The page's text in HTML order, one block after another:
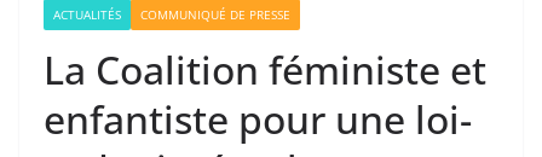
ACTUALITÉS COMMUNIQUÉ DE PRESSE
La Coalition féministe et
enfantiste pour une loi-